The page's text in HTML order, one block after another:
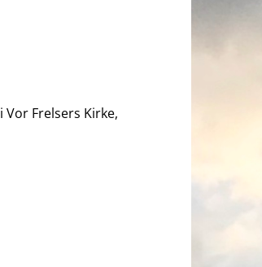
i Vor Frelsers Kirke,